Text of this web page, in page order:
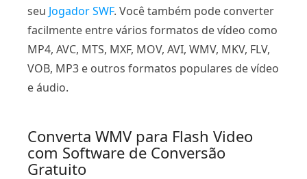
seu Jogador SWF. Você também pode converter
facilmente entre vários formatos de vídeo como
MP4, AVC, MTS, MXF, MOV, AVI, WMV, MKV, FLV,
VOB, MP3 e outros formatos populares de vídeo
e áudio.
Converta WMV para Flash Video
com Software de Conversão
Gratuito